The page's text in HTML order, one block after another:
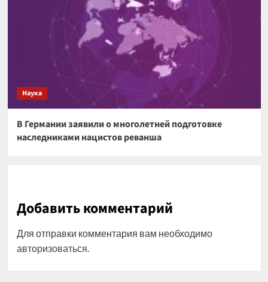
Наука
В Германии заявили о многолетней подготовке
наследниками нацистов реванша
Добавить комментарий
Для отправки комментария вам необходимо
авторизоваться.